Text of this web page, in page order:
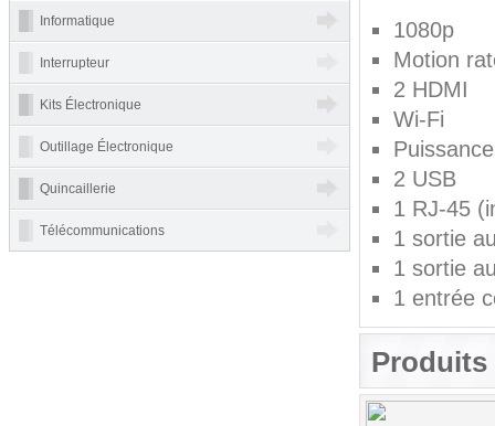
1080p
Motion
2 HDMI
Wi-Fi
2 USB
1 RJ-45
1 sortie
1 sortie
1 entrée
Produits
Informatique
Interrupteur
Kits Électronique
Outillage Électronique
Quincaillerie
Télécommunications